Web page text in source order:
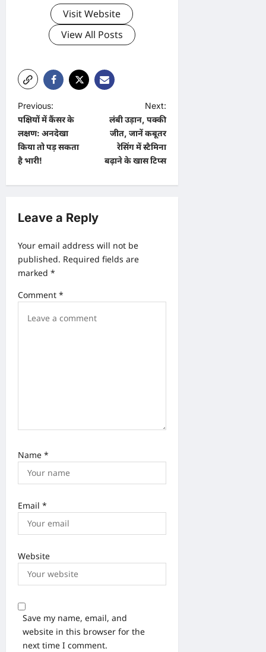
Visit Website
View All Posts
P
o
s
t
v
g
a
t
Previous:
पक्षियों में कैंसर के
लक्षण: अनदेखा
किया तो पड़ सकता
है भारी!
Next:
लंबी उड़ान, पक्की
जीत, जानें कबूतर
रेसिंग में स्टैमिना
बढ़ाने के खास टिप्स
Leave a Reply
Your email address will not be
published. Required fields are
marked *
Comment *
Name *
Email *
Website
Save my name, email, and
website in this browser for the
next time I comment.